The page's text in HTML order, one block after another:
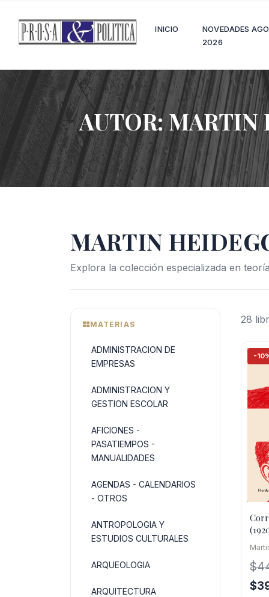
INICIO
NOVEDADES
2026
AUTOR:MARTIN
MARTIN
Explora la colección especializada en
MATERIAS
ADMINISTRACION DE
EMPRESAS
ADMINISTRACION Y
GESTION ESCOLAR
AFICIONES -
PASATIEMPOS -
MANUALIDADES
AGENDAS - CALENDARIOS
- OTROS
ANTROPOLOGIA Y
ESTUDIOS CULTURALES
ARQUEOLOGIA
ARQUITECTURA
28
-
$
El
$